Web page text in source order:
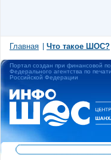
Главная Что такое ШОС?
Портал создан при финансовой
Федерального агентства по
Российской Федерации